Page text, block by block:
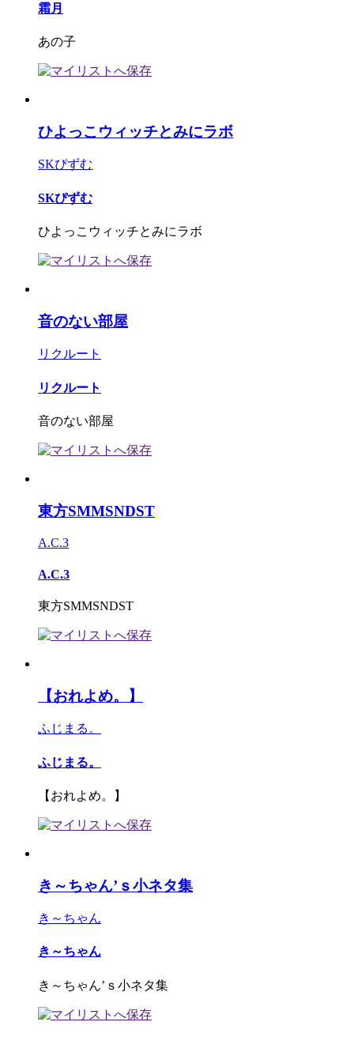
霜月
あの子
ひよっこウィッチとみにラボ
SKぴずむ
SKぴずむ
ひよっこウィッチとみにラボ
音のない部屋
リクルート
リクルート
音のない部屋
東方SMMSNDST
A.C.3
A.C.3
東方SMMSNDST
【おれよめ。】
ふじまる。
ふじまる。
【おれよめ。】
き～ちゃん’ｓ小ネタ集
き～ちゃん
き～ちゃん
き～ちゃん’ｓ小ネタ集